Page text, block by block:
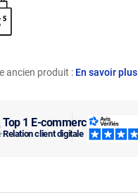
Top 1 E-commerce
Relation client digitale
ancien produit : En savoir plus